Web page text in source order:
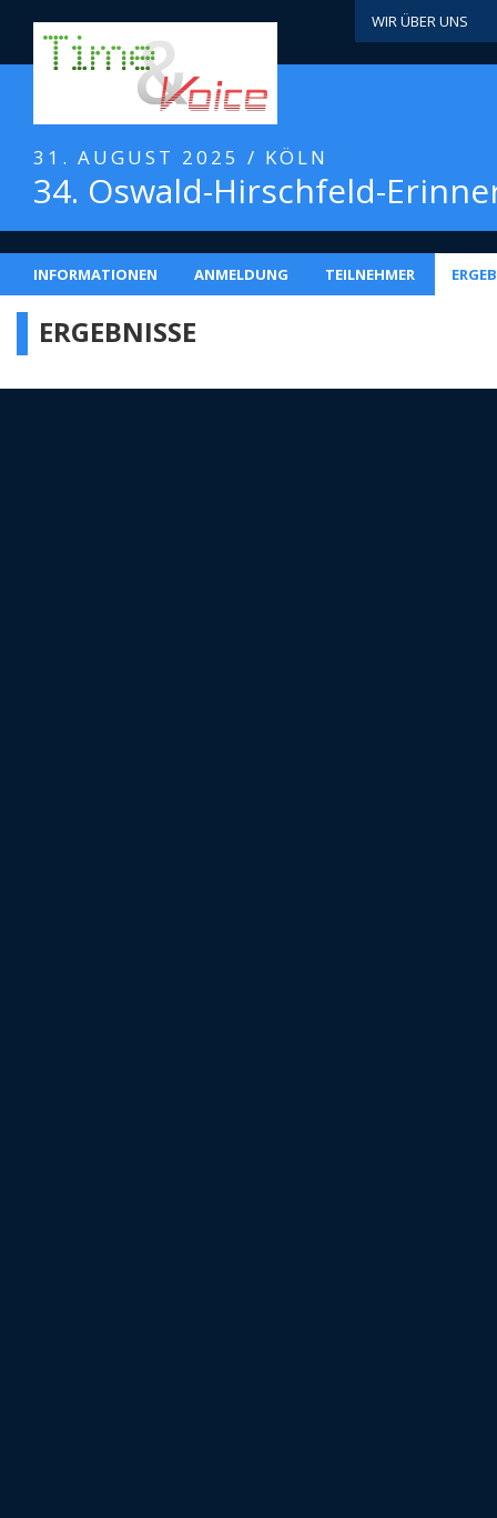
WIR ÜBER UNS
31. AUGUST 2025 / KÖLN
34. Oswald-Hirschfeld-
INFORMATIONEN ANMELDUNG TEILNEHMER
ERGEBNISSE